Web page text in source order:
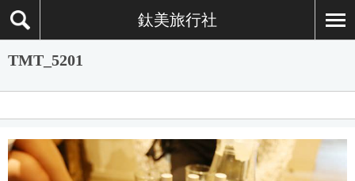
鈦美旅行社
TMT_5201